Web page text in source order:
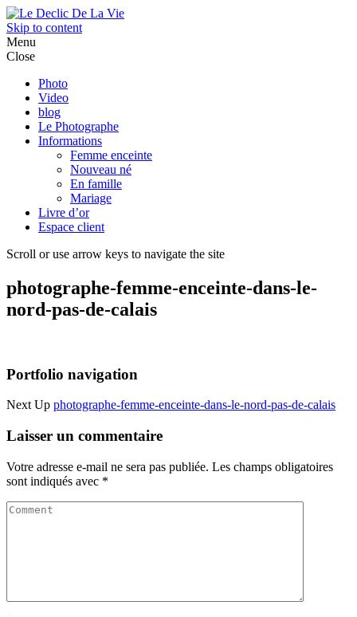
Skip to content
Menu
Close
Photo
Video
blog
Le Photographe
Informations
Femme enceinte
Nouveau né
En famille
Mariage
Livre d’or
Espace client
Scroll or use arrow keys to navigate the site
photographe-femme-enceinte-dans-le-
nord-pas-de-calais
Portfolio navigation
Next Up photographe-femme-enceinte-dans-le-nord-pas-de-calais
Laisser un commentaire
Votre adresse e-mail ne sera pas publiée. Les champs obligatoires
sont indiqués avec *